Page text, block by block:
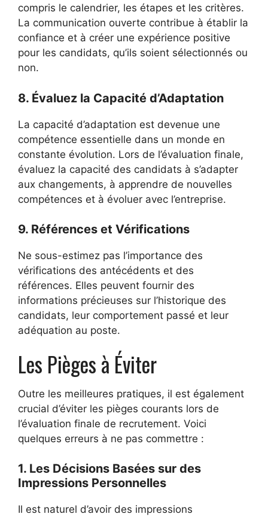
compris le calendrier, les étapes et les critères.
La communication ouverte contribue à établir la
confiance et à créer une expérience positive
pour les candidats, qu’ils soient sélectionnés ou
non.
8. Évaluez la Capacité d’Adaptation
La capacité d’adaptation est devenue une
compétence essentielle dans un monde en
constante évolution. Lors de l’évaluation finale,
évaluez la capacité des candidats à s’adapter
aux changements, à apprendre de nouvelles
compétences et à évoluer avec l’entreprise.
9. Références et Vérifications
Ne sous-estimez pas l’importance des
vérifications des antécédents et des
références. Elles peuvent fournir des
informations précieuses sur l’historique des
candidats, leur comportement passé et leur
adéquation au poste.
Les Pièges à Éviter
Outre les meilleures pratiques, il est également
crucial d’éviter les pièges courants lors de
l’évaluation finale de recrutement. Voici
quelques erreurs à ne pas commettre :
1. Les Décisions Basées sur des
Impressions Personnelles
Il est naturel d’avoir des impressions